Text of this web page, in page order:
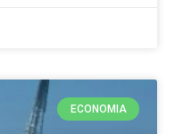
ECONOMIA